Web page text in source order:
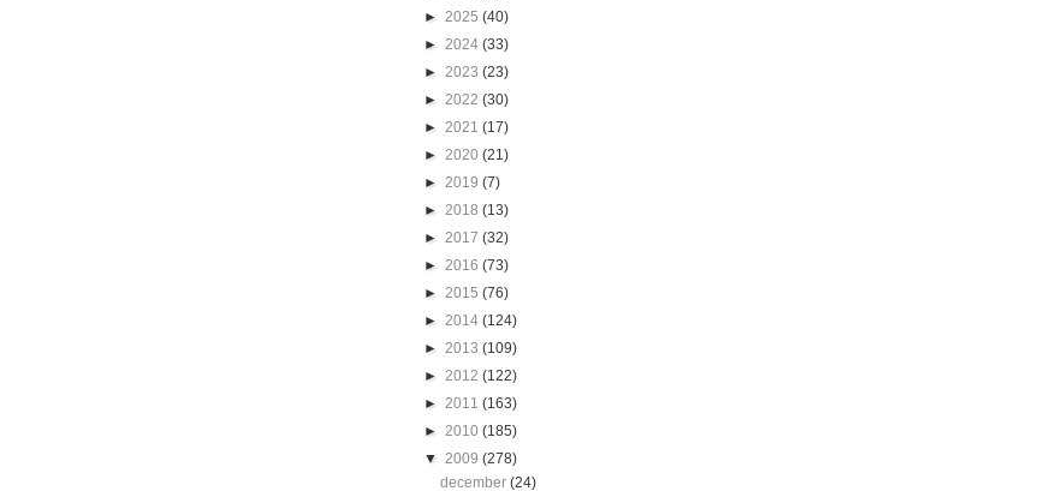
► 2025 (40)
► 2024 (33)
► 2023 (23)
► 2022 (30)
► 2021 (17)
► 2020 (21)
► 2019 (7)
► 2018 (13)
► 2017 (32)
► 2016 (73)
► 2015 (76)
► 2014 (124)
► 2013 (109)
► 2012 (122)
► 2011 (163)
► 2010 (185)
▼ 2009 (278)
december(24)